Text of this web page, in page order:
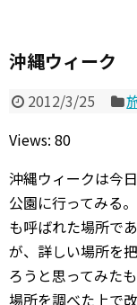
沖縄ウィーク
2012/3/25
Views: 80
沖縄ウィークは今
公園に行ってみる
も呼ばれた場所で
が、詳しい場所を
ろうと思ってみた
場所を調べた上で